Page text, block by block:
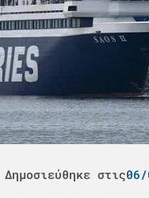
Δημοσιεύθηκε στις